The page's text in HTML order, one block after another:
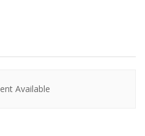
Available